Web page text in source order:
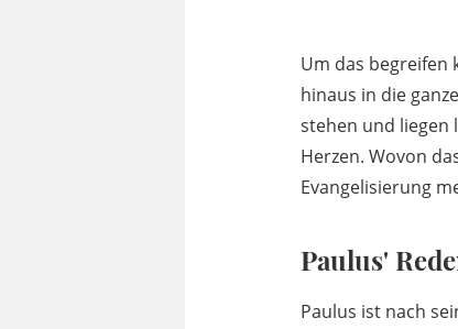
Um das begreifen
hinaus in die
stehen und liegen
Herzen. Wovon
Evangelisierung
Paulus'
Paulus ist nach